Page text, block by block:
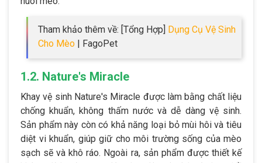
Tham khảo thêm về: [Tổng Hợp] Dụng Cụ Vệ Sinh
Cho Mèo | FagoPet
1.2. Nature's Miracle
Khay vệ sinh Nature's Miracle được làm bằng chất liệu
chống khuẩn, không thấm nước và dễ dàng vệ sinh.
Sản phẩm này còn có khả năng loại bỏ mùi hôi và tiêu
diệt vi khuẩn, giúp giữ cho môi trường sống của mèo
sạch sẽ và khô ráo. Ngoài ra, sản phẩm được thiết kế